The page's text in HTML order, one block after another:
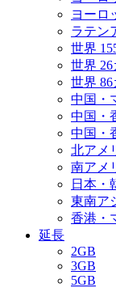
ヨーロ
ラテン
世界
世界
世界 86
中国・
中国・
中国・
北アメ
南アメ
日本・
東南ア
香港・
延長
2GB
3GB
5GB